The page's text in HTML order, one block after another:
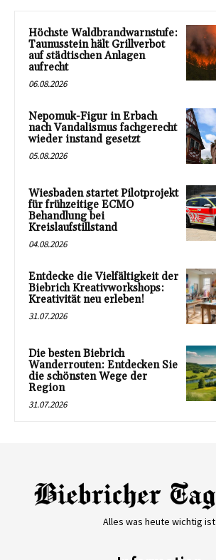
Höchste Waldbrandwarnstufe:
Taunusstein hält Grillverbot
auf städtischen Anlagen
aufrecht
06.08.2026
Nepomuk-Figur in Erbach
nach Vandalismus fachgerecht
wieder instand gesetzt
05.08.2026
Wiesbaden startet Pilotprojekt
für frühzeitige ECMO
Behandlung bei
Kreislaufstillstand
04.08.2026
Entdecke die Vielfältigkeit der
Biebrich Kreativworkshops:
Kreativität neu erleben!
31.07.2026
Die besten Biebrich
Wanderrouten: Entdecken Sie
die schönsten Wege der
Region
31.07.2026
Alles was heute wichtig ist